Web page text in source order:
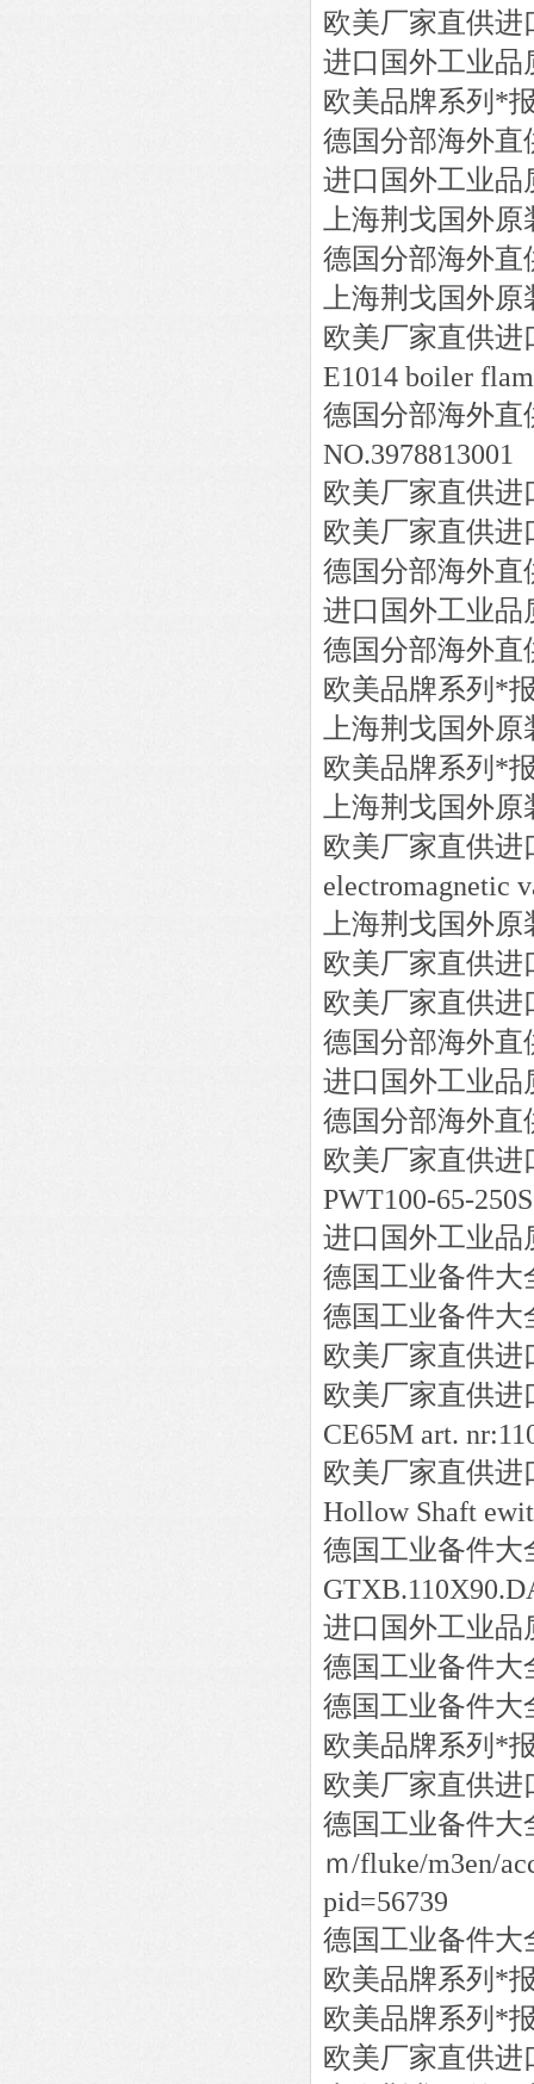
欧美厂家直供进
进口国外工业品
欧美品牌系列*
德国分部海外直
进口国外工业品
上海荆戈国外
德国分部海外直
上海荆戈国外
欧美厂家直供进
E1014 boiler
德国分部海外直
NO.3978813001
欧美厂家直供进
欧美厂家直供进
德国分部海外直
进口国外工业品
德国分部海外直
欧美品牌系列*
上海荆戈国外
欧美品牌系列*
上海荆戈国外
欧美厂家直供进
electromagnetic
上海荆戈国外
欧美厂家直供进
欧美厂家直供进
德国分部海外直
进口国外工业品
德国分部海外直
欧美厂家直供进
PWT100-65-250S
进口国外工业品
德国工业备件大
德国工业备件大
欧美厂家直供进
欧美厂家直供进
CE65M art.
欧美厂家直供进
Hollow Shaft
德国工业备件大
进口国外工业品
德国工业备件大
德国工业备件大
欧美品牌系列*
欧美厂家直供进
德国工业备件大
ｍ/fluke/m3en/
pid=56739
德国工业备件大
欧美品牌系列*
欧美品牌系列*
欧美厂家直供进